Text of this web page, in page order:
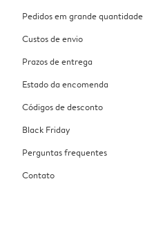
Pedidos em grande quantidade
Custos de envio
Prazos de entrega
Estado da encomenda
Códigos de desconto
Black Friday
Perguntas frequentes
Contato